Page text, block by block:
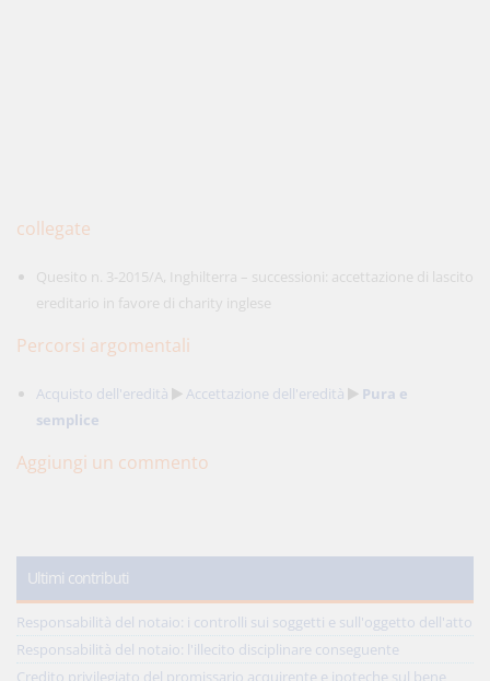
collegate
Quesito n. 3-2015/A, Inghilterra – successioni: accettazione di lascito
ereditario in favore di charity inglese
Percorsi argomentali
Acquisto dell'eredità Accettazione dell'eredità
Pura e
semplice
Aggiungi un commento
Ultimi contributi
Responsabilità del notaio: i controlli sui soggetti e sull'oggetto dell'atto
Responsabilità del notaio: l'illecito disciplinare conseguente
Credito privilegiato del promissario acquirente e ipoteche sul bene